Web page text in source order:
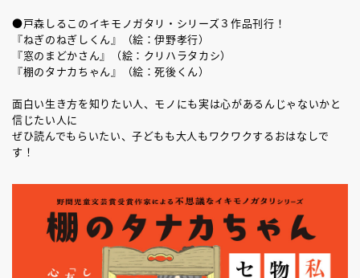
●戸森しるこのイキモノガタリ・シリーズ３作品刊行！
『ねぎのねぎしくん』（絵：伊野孝行）
『窓のまどかさん』（絵：クリハラタカシ）
『棚のタナカちゃん』（絵：死後くん）
面白い生き方を知りたい人、モノにも実は心があるんじゃないかと
信じたい人に
ぜひ読んでもらいたい、子どもも大人もワクワクするおはなしで
す！